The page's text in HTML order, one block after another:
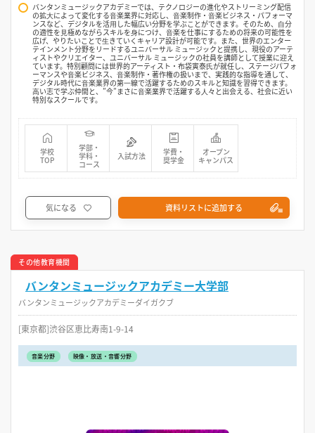
バンタンミュージックアカデミーでは、テクノロジーの進化やストリーミング配信
の拡⼤によって変化する⾳楽業界に対応し、⾳楽制作・⾳楽ビジネス・パフォーマ
ンスなど、デジタルを活⽤した幅広い分野を学ぶことができます。そのため、⾃分
の適性を⾒極めながらスキルを⾝につけ、⾳楽を仕事にするための将来の可能性を
広げ、やりたいことで⽣きていくキャリア設計が可能です。また、世界のエンター
テインメント分野をリードするユニバーサル ミュージックと提携し、現役のアーテ
ィストやクリエイター、ユニバーサル ミュージックの社員を講師として授業に迎え
ています。特別顧問には世界的アーティスト・布袋寅泰⽒が就任し、ステージパフォ
ーマンスや⾳楽ビジネス、⾳楽制作・著作権の扱いまで、実践的な指導を通して、
デジタル時代に⾳楽業界の第⼀線で活躍するためのスキルと知識を習得できます。
⾼い志で学ぶ仲間と、”今”まさに⾳楽業界で活躍する⼈々と出会える、社会に近い
特別なスクールです。
学校
TOP
学部・
学科・
コース
入試方法
学費・
奨学金
オープン
キャンパス
気になる 資料リストに追加する
その他教育機関
バンタンミュージックアカデミー大学部
バンタンミュージックアカデミーダイガクブ
[東京都]渋谷区恵比寿南1-9-14
音楽分野 映像・放送・音響分野